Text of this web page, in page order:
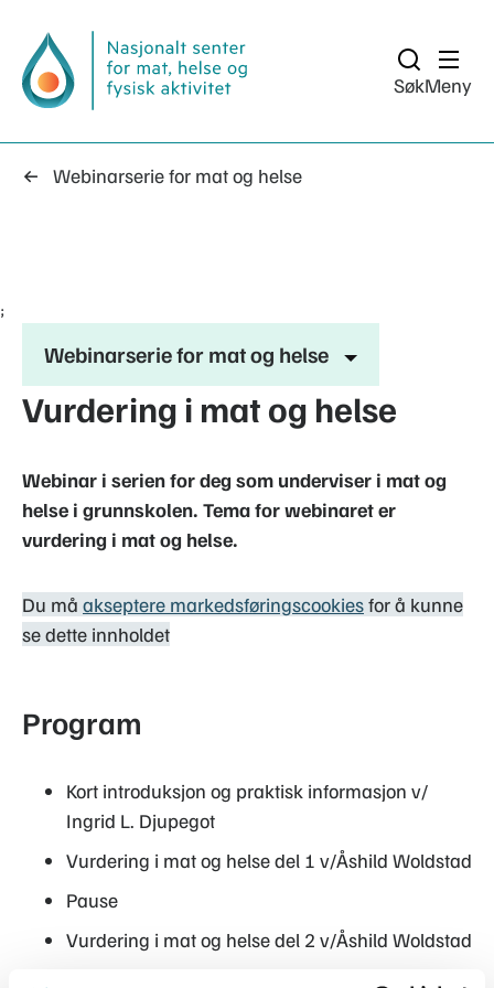
SøkMeny
Webinarserie for mat og helse
;
Webinarserie for mat og helse
Vurdering i mat og helse
Webinar i serien for deg som underviser i mat og
helse i grunnskolen. Tema for webinaret er
vurdering i mat og helse.
Du må akseptere markedsføringscookiesfor å kunne
se dette innholdet
Program
Kort introduksjon og praktisk informasjon v/
Ingrid L. Djupegot
Vurdering i mat og helse del 1 v/Åshild Woldstad
Pause
Vurdering i mat og helse del 2 v/Åshild Woldstad